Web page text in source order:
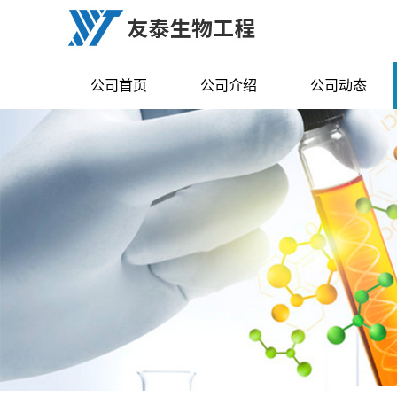
公司首页 公司介绍 公司动态